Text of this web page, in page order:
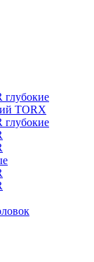
глубокие
TORX
глубокие